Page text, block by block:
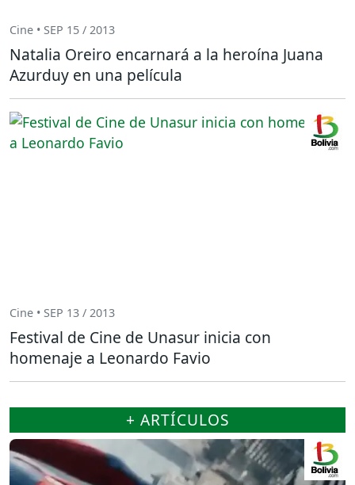
Cine • SEP 15 / 2013
Natalia Oreiro encarnará a la heroína Juana
Azurduy en una película
Cine • SEP 13 / 2013
Festival de Cine de Unasur inicia con
homenaje a Leonardo Favio
+ ARTÍCULOS